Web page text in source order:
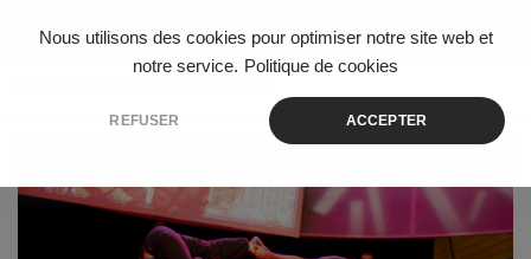
Nous utilisons des cookies pour optimiser notre site web et
notre service. Politique de cookies
REFUSER ACCEPTER
Skip to content